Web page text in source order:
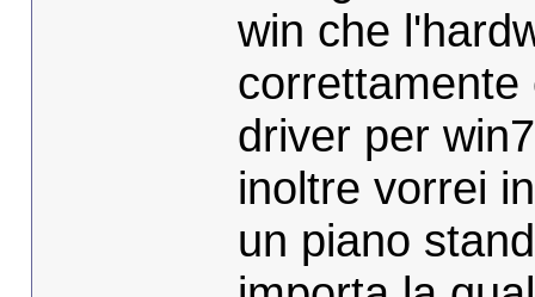
win che
driver per
inoltre vorrei
un piano